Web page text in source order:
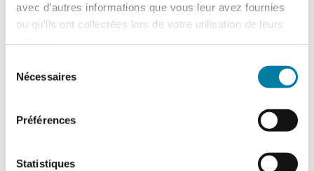
avec d'autres informations que vous leur avez fournies
ou qu'ils ont collectées lors de votre utilisation de leurs
Nécessaires
Préférences
Statistiques